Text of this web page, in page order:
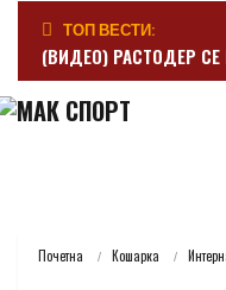
ТОП ВЕСТИ:
(ВИДЕО) РАСТОДЕР СЕ
Почетна Кошарка